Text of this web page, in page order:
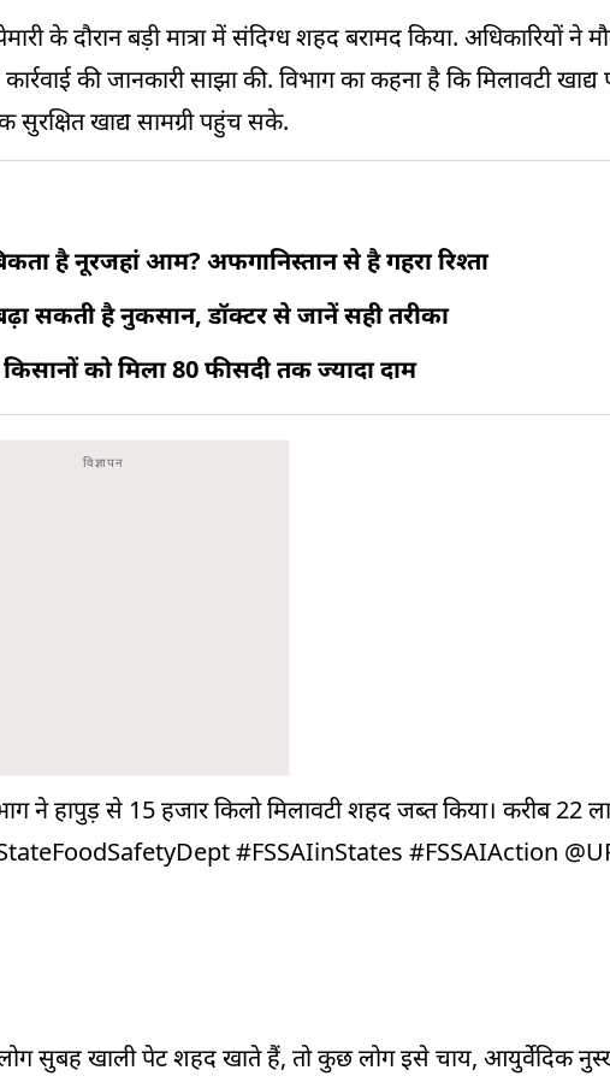
के दौरान बड़ी मात्रा में संदिग्ध शहद बरामद किया. अधिकारियों ने
की जानकारी साझा की. विभाग का कहना है कि मिलावटी खाद्य
सुरक्षित खाद्य सामग्री पहुंच सके.
है नूरजहां आम? अफगानिस्तान से है गहरा रिश्ता
सकती है नुकसान, डॉक्टर से जानें सही तरीका
को मिला 80 फीसदी तक ज्यादा दाम
ने हापुड़ से 15 हजार किलो मिलावटी शहद जब्त किया। करीब 22
#FSSAIinStates #FSSAIAction
सुबह खाली पेट शहद खाते हैं, तो कुछ लोग इसे चाय, आयुर्वेदिक